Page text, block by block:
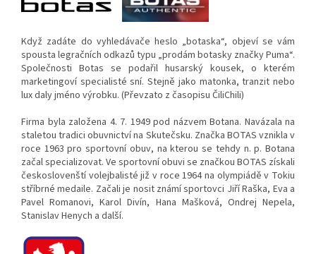
Když zadáte do vyhledávače heslo „botaska“, objeví se vám
spousta legračních odkazů typu „prodám botasky značky Puma“.
Společnosti Botas se podařil husarský kousek, o kterém
marketingoví specialisté sní. Stejně jako matonka, tranzit nebo
lux daly jméno výrobku. (Převzato z časopisu ČiliChili)
Firma byla založena 4. 7. 1949 pod názvem Botana. Navázala na
staletou tradici obuvnictví na Skutečsku. Značka BOTAS vznikla v
roce 1963 pro sportovní obuv, na kterou se tehdy n. p. Botana
začal specializovat. Ve sportovní obuvi se značkou BOTAS získali
českoslovenští volejbalisté již v roce 1964 na olympiádě v Tokiu
stříbrné medaile. Začali je nosit známí sportovci Jiří Raška, Eva a
Pavel Romanovi, Karol Divín, Hana Mašková, Ondrej Nepela,
Stanislav Henych a další.